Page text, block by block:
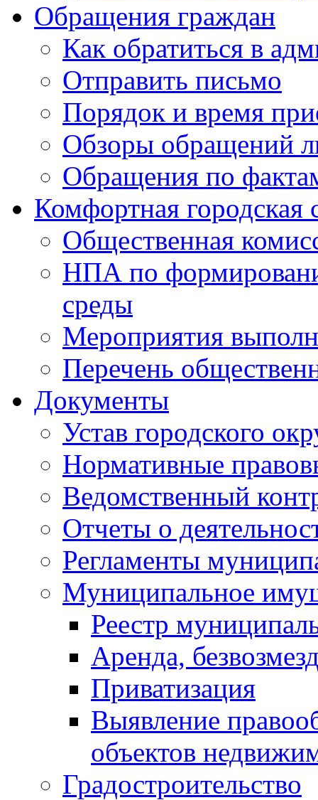
Обращения граждан
Как обратиться в
Отправить письмо
Порядок и время
Обзоры обращений
Обращения по
Комфортная городская
Общественная
НПА по
среды
Мероприятия
Перечень
Документы
Устав городского
Нормативные
Ведомственный
Отчеты о
Регламенты
Муниципальное
Реестр
Аренда,
Приватизация
Выявление
объектов
Градостроительство